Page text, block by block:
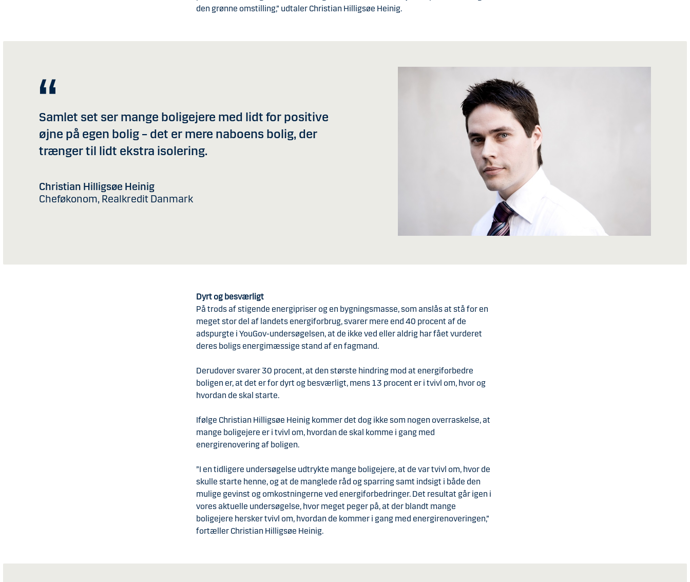
den grønne omstilling,” udtaler Christian Hilligsøe Heinig.
Samlet set ser mange boligejere med lidt for positive
øjne på egen bolig – det er mere naboens bolig, der
trænger til lidt ekstra isolering.
Christian Hilligsøe Heinig
Cheføkonom, Realkredit Danmark
Dyrt og besværligt
På trods af stigende energipriser og en bygningsmasse, som anslås at stå for en
meget stor del af landets energiforbrug, svarer mere end 40 procent af de
adspurgte i YouGov-undersøgelsen, at de ikke ved eller aldrig har fået vurderet
deres boligs energimæssige stand af en fagmand.
Derudover svarer 30 procent, at den største hindring mod at energiforbedre
boligen er, at det er for dyrt og besværligt, mens 13 procent er i tvivl om, hvor og
hvordan de skal starte.
Ifølge Christian Hilligsøe Heinig kommer det dog ikke som nogen overraskelse, at
mange boligejere er i tvivl om, hvordan de skal komme i gang med
energirenovering af boligen.
”I en tidligere undersøgelse udtrykte mange boligejere, at de var tvivl om, hvor de
skulle starte henne, og at de manglede råd og sparring samt indsigt i både den
mulige gevinst og omkostningerne ved energiforbedringer. Det resultat går igen i
vores aktuelle undersøgelse, hvor meget peger på, at der blandt mange
boligejere hersker tvivl om, hvordan de kommer i gang med energirenoveringen,”
fortæller Christian Hilligsøe Heinig.